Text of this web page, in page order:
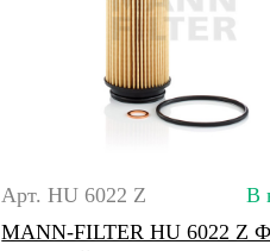
Арт. HU 6022 Z
В
MANN-FILTER HU 6022 Z